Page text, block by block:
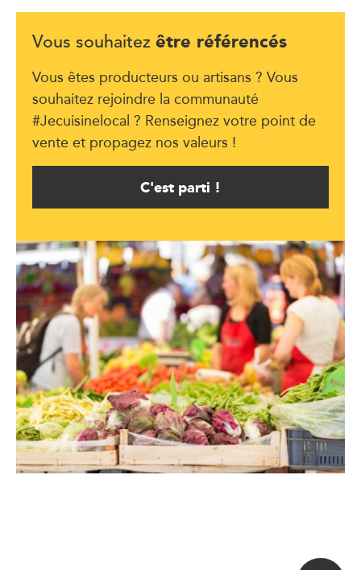
Vous souhaitez être référencés
Vous êtes producteurs ou artisans ? Vous
souhaitez rejoindre la communauté
#Jecuisinelocal ? Renseignez votre point de
vente et propagez nos valeurs !
C'est parti !